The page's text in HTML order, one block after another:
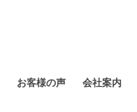
お客様の声 会社案内